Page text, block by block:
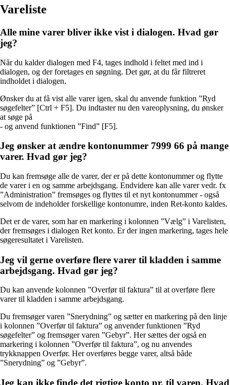
Vareliste
Alle mine varer bliver ikke vist i dialogen. Hvad gør
jeg?
Når du kalder dialogen med F4, tages indhold i feltet med ind i
dialogen, og der foretages en søgning. Det gør, at du får filtreret
indholdet i dialogen.
Ønsker du at få vist alle varer igen, skal du anvende funktion ”Ryd
søgefelter” [Ctrl + F5]. Du indtaster nu den vareoplysning, du ønsker
at søge på
- og anvend funktionen ”Find” [F5].
Jeg ønsker at ændre kontonummer 7999 66 på mange
varer. Hvad gør jeg?
Du kan fremsøge alle de varer, der er på dette kontonummer og flytte
de varer i en og samme arbejdsgang. Endvidere kan alle varer vedr. fx
”Administration” fremsøges og flyttes til et nyt kontonummer - også
selvom de indeholder forskellige kontonumre, inden Ret-konto kaldes.
Det er de varer, som har en markering i kolonnen ”Vælg” i Varelisten,
der fremsøges i dialogen Ret konto. Er der ingen markering, tages hele
søgeresultatet i Varelisten.
Jeg vil gerne overføre flere varer til kladden i samme
arbejdsgang. Hvad gør jeg?
Du kan anvende kolonnen ”Overfør til faktura” til at overføre flere
varer til kladden i samme arbejdsgang.
Du fremsøger varen ”Snerydning” og sætter en markering på den linje
i kolonnen ”Overfør til faktura” og anvender funktionen ”Ryd
søgefelter” og fremsøger varen ”Gebyr”. Her sættes der også en
markering i kolonnen ”Overfør til faktura”, og nu anvendes
trykknappen Overfør. Her overføres begge varer, altså både
”Snerydning” og ”Gebyr”.
Jeg kan ikke finde det rigtige konto nr. til varen. Hvad